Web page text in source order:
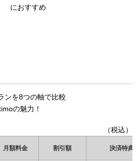
におすすめ
ンを8つの軸で比較
の魅力！
（税込）
月額料金 割引額 決済特典